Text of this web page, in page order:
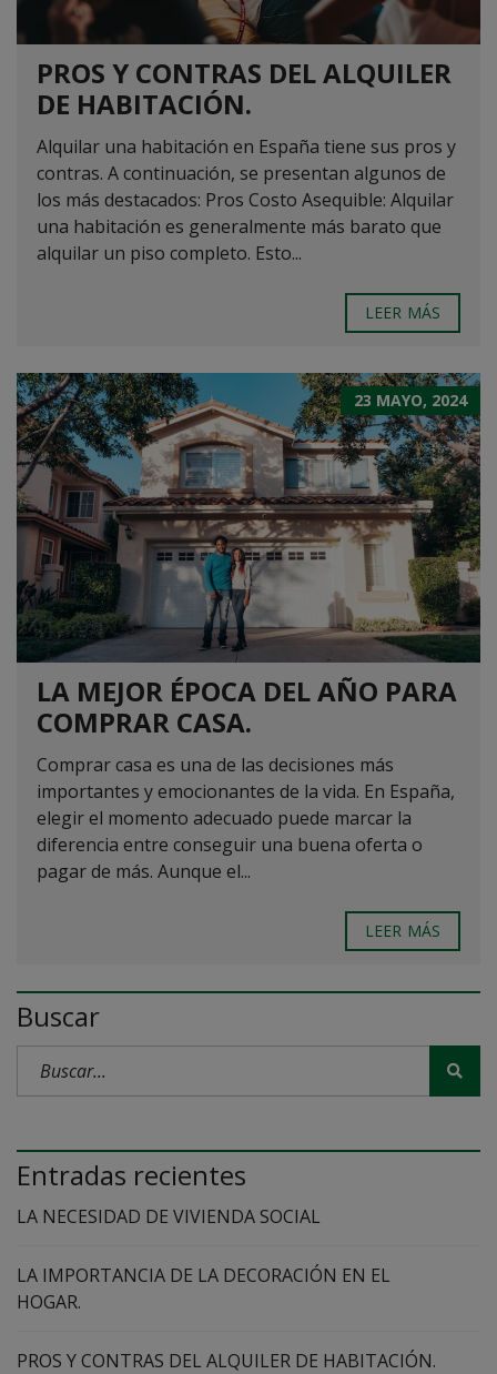
PROS Y CONTRAS DEL ALQUILER
DE HABITACIÓN.
Alquilar una habitación en España tiene sus pros y
contras. A continuación, se presentan algunos de
los más destacados: Pros Costo Asequible: Alquilar
una habitación es generalmente más barato que
alquilar un piso completo. Esto...
LEER MÁS
23 MAYO, 2024
LA MEJOR ÉPOCA DEL AÑO PARA
COMPRAR CASA.
Comprar casa es una de las decisiones más
importantes y emocionantes de la vida. En España,
elegir el momento adecuado puede marcar la
diferencia entre conseguir una buena oferta o
pagar de más. Aunque el...
LEER MÁS
Buscar
Entradas recientes
LA NECESIDAD DE VIVIENDA SOCIAL
LA IMPORTANCIA DE LA DECORACIÓN EN EL
HOGAR.
PROS Y CONTRAS DEL ALQUILER DE HABITACIÓN.